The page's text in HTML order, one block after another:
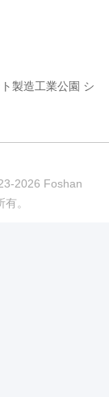
製造工業公園 シ
2026 Foshan
。